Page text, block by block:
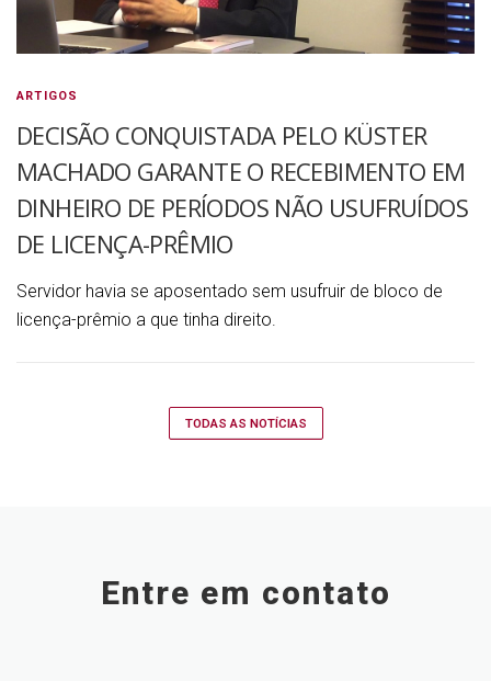
ARTIGOS
DECISÃO CONQUISTADA PELO KÜSTER
MACHADO GARANTE O RECEBIMENTO EM
DINHEIRO DE PERÍODOS NÃO USUFRUÍDOS
DE LICENÇA-PRÊMIO
Servidor havia se aposentado sem usufruir de bloco de
licença-prêmio a que tinha direito.
TODAS AS NOTÍCIAS
Entre em contato